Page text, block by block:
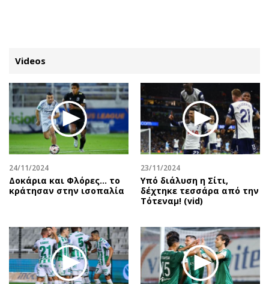
ΚΑΤΗΓΟΡΙΕΣ ΣΥΝΔΕΣΗ
Κύπρος
Παιδεία
Υγεία
Πολιτική
Βουλευτικές 2026
Προεδρικές 2023
Δημοσκοπήσεις
Διπλωματία
Αθλητισμός
Απόψεις
Αρθρογραφία
The Hill
Υγεία
Αγγελίες
Πωλούνται
Ζητούν εργασία
Θέσεις εργασίας
Geek
Videos
24/11/2024
Δοκάρια και Φλόρες… το
κράτησαν στην ισοπαλία
23/11/2024
Υπό διάλυση η Σίτι,
δέχτηκε τεσσάρα από την
Τότεναμ! (vid)